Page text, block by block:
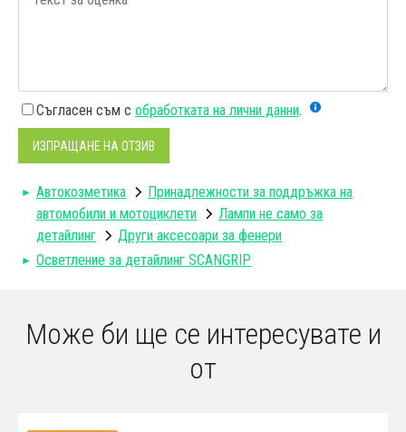
Съгласен съм с обработката на лични данни.
ИЗПРАЩАНЕ НА ОТЗИВ
Автокозметика
Принадлежности за поддръжка на
автомобили и мотоциклети
Лампи не само за
детайлинг
Други аксесоари за фенери
Осветление за детайлинг SCANGRIP
Може би ще се интересувате и
от